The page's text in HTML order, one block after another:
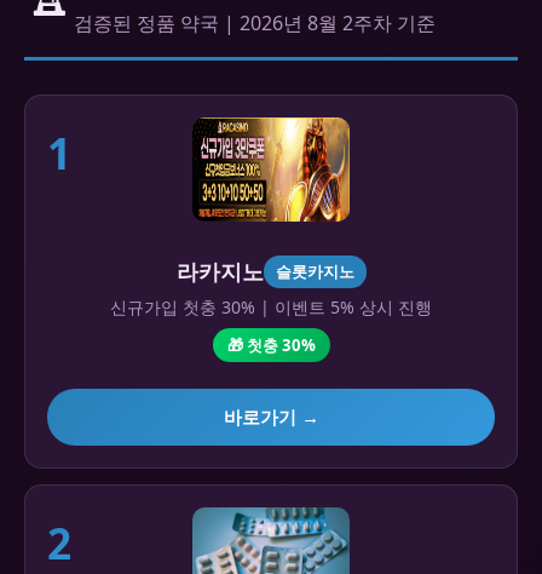
검증된 정품 약국 | 2026년 8월 2주차 기준
1
라카지노 슬롯카지노
신규가입 첫충 30% | 이벤트 5% 상시 진행
🎁 첫충 30%
바로가기 →
2